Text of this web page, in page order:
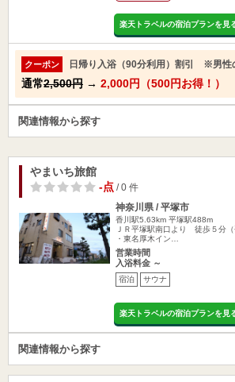
楽天トラベルの宿泊プランを見
クーポン 日帰り入浴（90分利用）割引 ※男性
通常2,500円 → 2,000円（500円お得！）
関連情報から探す
やまいち旅館
-点/ 0 件
神奈川県 / 平塚市
香川駅5.63km 平塚駅488m
ＪＲ平塚駅南口より 徒歩５分（
・東名厚木イン…
営業時間
入浴料金 ～
宿泊 サウナ
楽天トラベルの宿泊プランを見
関連情報から探す